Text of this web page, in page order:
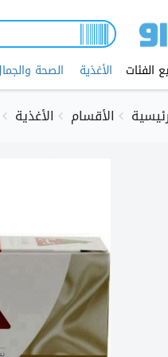
الفئات الأغذية الصحة
الأقسام الأغذية